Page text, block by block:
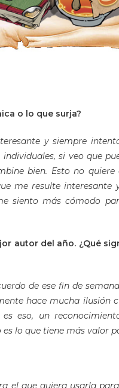
o lo que surja?
y siempre
si veo que
bien. Esto no quiere
me resulte interesante
siento más cómodo
autor del año. ¿Qué
de ese fin de
hace mucha ilusión
eso, un
lo que tiene más valor
el que quiera usarla